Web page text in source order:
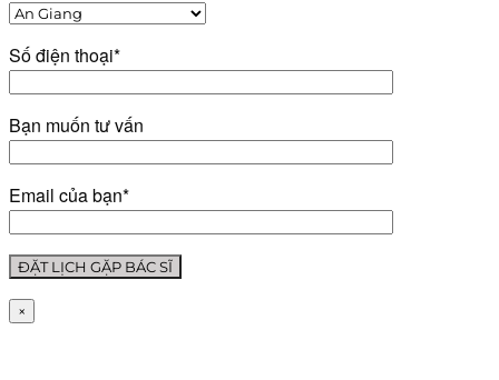
Số điện thoại*
Bạn muốn tư vấn
Email của bạn*
×